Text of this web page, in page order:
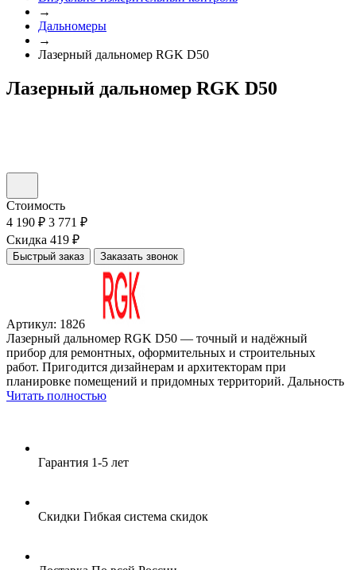
→
Дальномеры
→
Лазерный дальномер RGK D50
Лазерный дальномер RGK D50
Стоимость
4 190 ₽ 3 771 ₽
Скидка 419 ₽
Быстрый заказ Заказать звонок
Артикул: 1826
Лазерный дальномер RGK D50 — точный и надёжный
прибор для ремонтных, оформительных и строительных
работ. Пригодится дизайнерам и архитекторам при
планировке помещений и придомных территорий. Дальность
Читать полностью
Гарантия 1-5 лет
Скидки Гибкая система скидок